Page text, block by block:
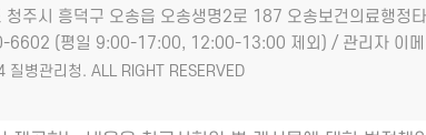
청주시 흥덕구 오송읍 오송생명2로 187 오송보건의료행정
6602 (평일 9:00-17:00, 12:00-13:00 제외) / 관리자 이메
질병관리청. ALL RIGHT RESERVED